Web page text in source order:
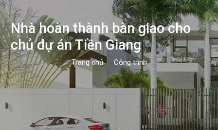
Nhà hoàn thành bàn giao cho
chủ dự án Tiền Giang
Trang chủ Công trình